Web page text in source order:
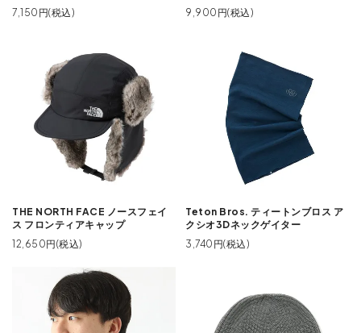
7,150円(税込)
9,900円(税込)
THE NORTH FACE ノースフェイ
ス フロンティアキャップ
12,650円(税込)
Teton Bros. ティートンブロス ア
クシオ3Dネックゲイター
3,740円(税込)